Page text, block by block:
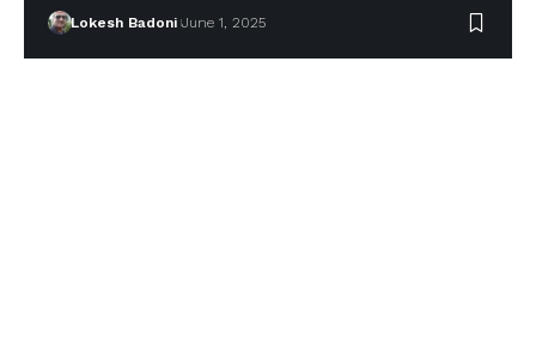
Lokesh Badoni June 1, 2025